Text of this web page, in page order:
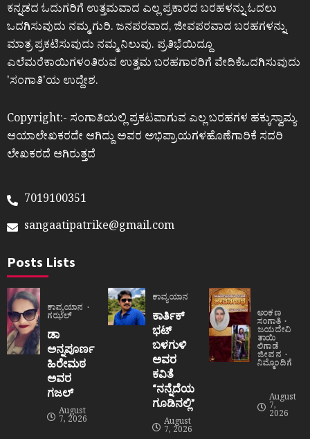
ಕನ್ನಡದ ಓದುಗರಿಗೆ ಉತ್ತಮವಾದ ಎಲ್ಲ ಪ್ರಕಾರದ ಬರಹಳನ್ನು ಓದಲು
ಒದಗಿಸುವುದು ನಮ್ಮ ಗುರಿ. ಜನಪರವಾದ, ಜೀವಪರವಾದ ಬರಹಗಳನ್ನು
ಮಾತ್ರ ಪ್ರಕಟಿಸುವುದು ನಮ್ಮ ನಿಲುವು. ಪ್ರತಿಭೆಯಿದ್ದೂ
ಎಲೆಮರೆಕಾಯಿಗಳಂತಿರುವ ಉತ್ತಮ ಬರಹಗಾರರಿಗೆ ವೇದಿಕೆಒದಗಿಸುವುದು
ʼಸಂಗಾತಿʼಯ ಉದ್ದೇಶ.
Copyright:- ಸಂಗಾತಿಯಲ್ಲಿ ಪ್ರಕಟವಾಗುವ ಎಲ್ಲ ಬರಹಗಳ ಹಕ್ಕುಸ್ವಾಮ್ಯ
ಆಯಾಲೇಖಕರದೇ ಆಗಿದ್ದು ಅವರ ಅಭಿಪ್ರಾಯಗಳಹೊಣೆಗಾರಿಕೆ ಸದರಿ
ಲೇಖಕರದೆ ಆಗಿರುತ್ತದೆ
7019100351
sangaatipatrike@gmail.com
Posts Lists
ಕಾವ್ಯಯಾನ
ಗಝಲ್
ಡಾ
ಅನ್ನಪೂರ್ಣ
ಹಿರೇಮಠ
ಅವರ
ಗಜಲ್
August
7, 2026
ಕಾವ್ಯಯಾನ
ಕಾರ್ತಿಕ್
ಭಟ್
ಬಳಗುಳಿ
ಅವರ
ಕವಿತೆ
“ನನ್ನೆದೆಯ
ಗೂಡಿನಲ್ಲಿ”
August
7, 2026
ಅಂಕಣ
ಸಂಗಾತಿ
ಜಯದೇವಿ
ತಾಯಿ
ಲಿಗಾಡೆ
ಜೀವನ
ನಿಮ್ಮೊಂದಿಗೆ
August
7,
2026